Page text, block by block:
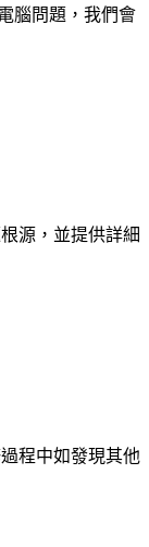
腦問題，我們會
源，並提供詳細
程中如發現其他